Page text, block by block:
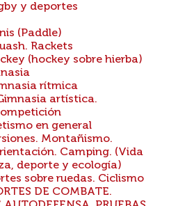
y deportes
(Paddle)
Rackets
(hockey sobre hierba)
rítmica
artística.
en general
Montañismo.
Camping. (Vida
deporte y ecología)
sobre ruedas. Ciclismo
DE COMBATE.